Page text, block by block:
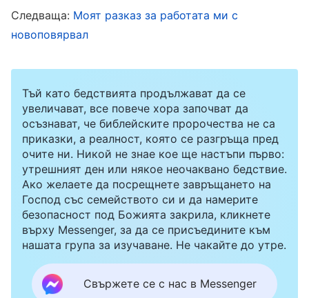
Някои хора може да кажат: „Ако отговаря за
почистването и всеки ден подрежда вътре,
взаимодейства или да работи, той винаги ще
го презира, все ще иска да го поучава и да му
нарежда какво да прави. Бихте ли казали, че
такъв човек може да си сътрудничи с
останалите? Не може да си сътрудничи с
никого, защото поквареният му нрав е
твърде суров. Не само че не може да си
сътрудничи с останалите, а и вечно ги
поучава и възпира отвисоко — все иска да
Следваща: Моят разказ за работата ми с
новоповярвал
Тъй като бедствията продължават да се
увеличават, все повече хора започват да
осъзнават, че библейските пророчества не са
приказки, а реалност, която се разгръща пред
очите ни. Никой не знае кое ще настъпи първо:
утрешният ден или някое неочаквано бедствие.
Ако желаете да посрещнете завръщането на
Господ със семейството си и да намерите
безопасност под Божията закрила, кликнете
върху Messenger, за да се присъедините към
нашата група за изучаване. Не чакайте до утре.
Свържете се с нас в Messenger